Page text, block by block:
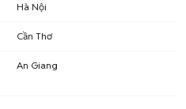
Hà Nội
Cần Thơ
An Giang